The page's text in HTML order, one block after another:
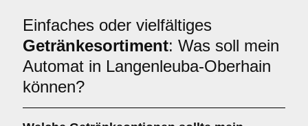
Einfaches oder vielfältiges
Getränkesortiment: Was soll mein
Automat in Langenleuba-Oberhain
können?